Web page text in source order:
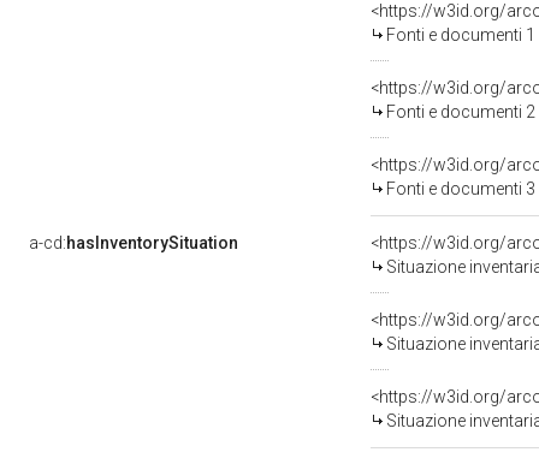
<https://w3id.org/
Fonti e documenti
<https://w3id.org/
Fonti e documenti
<https://w3id.org/
Fonti e documenti
a-cd:hasInventorySituation
<https://w3id.org/
Situazione
<https://w3id.org/
Situazione
<https://w3id.org/
Situazione